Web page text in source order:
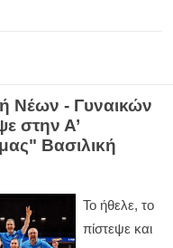
Νέων - Γυναικών
στην Α’
Βασιλική
Το ήθελε, το
πίστεψε και